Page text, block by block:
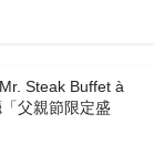
Steak Buffet à
⽗親節限定盛